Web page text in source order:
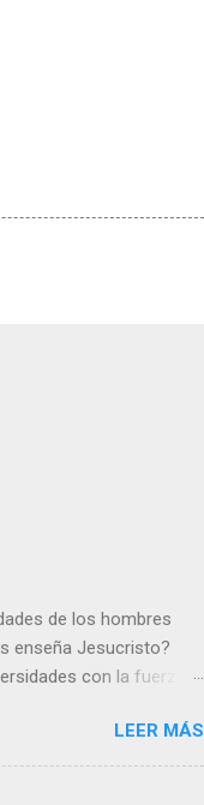
de los hombres
enseña Jesucristo?
con la fuerza y
un árbol sin frutos,
días del sol abrasador
Escobar. | Lecturas
LEER MÁS